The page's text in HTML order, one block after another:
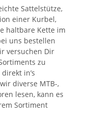
Sattelstütze,
einer Kurbel,
haltbare Kette im
uns bestellen
versuchen Dir
zu
in’s
diverse MTB-,
lesen, kann es
Sortiment